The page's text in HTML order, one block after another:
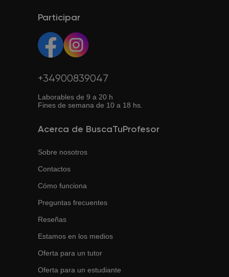
Participar
+34900839047
Laborables de 9 a 20 h
Fines de semana de 10 a 18 hs.
Acerca de BuscaTuProfesor
Sobre nosotros
Contactos
Cómo funciona
Preguntas frecuentes
Reseñas
Estamos en los medios
Oferta para un tutor
Oferta para un estudiante